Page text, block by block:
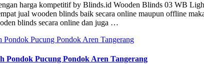
harga kompetitif by Blinds.id Wooden Blinds 03 WB
jual wooden blinds baik secara online maupun offline
blinds secara online dan juga …
Pondok Pucung Pondok Aren Tangerang